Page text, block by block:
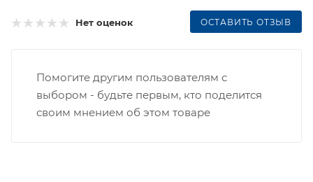
Нет оценок ОСТАВИТЬ ОТЗЫВ
Помогите другим пользователям с
выбором - будьте первым, кто поделится
своим мнением об этом товаре